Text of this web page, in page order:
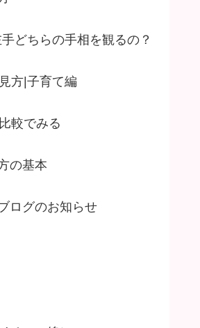
どちらの手相を観るの？
方|子育て編
較でみる
の基本
ログのお知らせ